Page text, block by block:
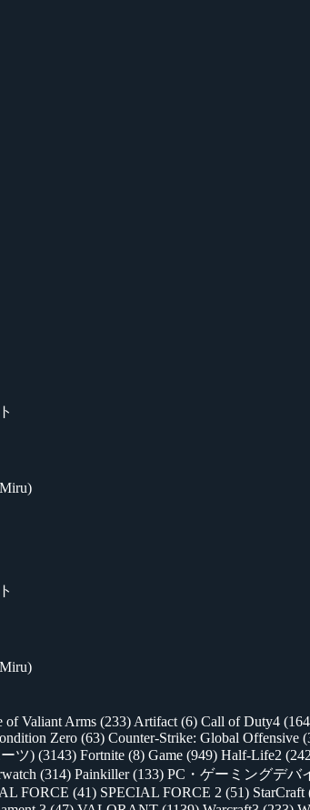
of Valiant Arms (233) Artifact (6) Call of Duty4
Zero (63) Counter-Strike: Global Offensive
ーツ) (3143) Fortnite (8) Game (949) Half-Life2
(314) Painkiller(133) PC・ゲーミングデバ
FORCE (41) SPECIAL FORCE 2 (51) StarCraft